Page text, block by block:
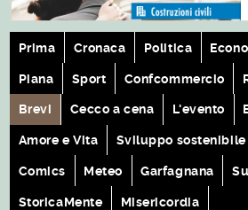
Prima Cronaca Politica
Piana Sport Confcommercio
Brevi Cecco a cena L'evento
Amore e Vita Sviluppo sostenibile
Comics Meteo Garfagnana
StoricaMente Misericordia